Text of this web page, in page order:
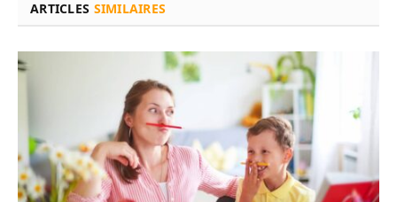
ARTICLES SIMILAIRES